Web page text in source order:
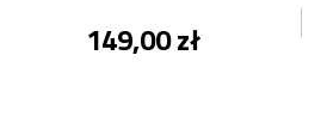
149,00 zł